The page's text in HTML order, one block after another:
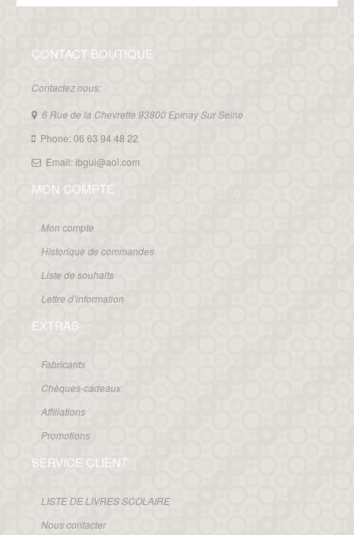
CONTACT BOUTIQUE
Contactez nous:
6 Rue de la Chevrette 93800 Epinay Sur Seine
Phone: 06 63 94 48 22
Email: ibgui@aol.com
MON COMPTE
Mon compte
Historique de commandes
Liste de souhaits
Lettre d’information
EXTRAS
Fabricants
Chèques-cadeaux
Affiliations
Promotions
SERVICE CLIENT
LISTE DE LIVRES SCOLAIRE
Nous contacter